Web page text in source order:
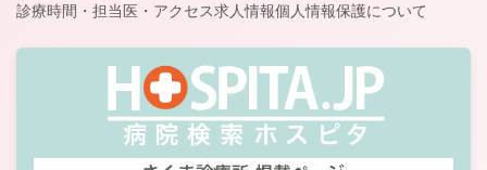
診療時間・担当医・アクセス求人情報個人情報保護について